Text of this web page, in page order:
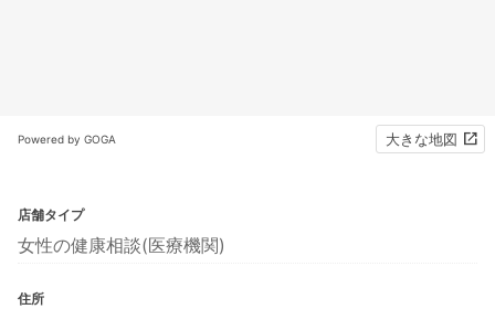
Powered by GOGA 大きな地図
店舗タイプ
女性の健康相談(医療機関)
住所